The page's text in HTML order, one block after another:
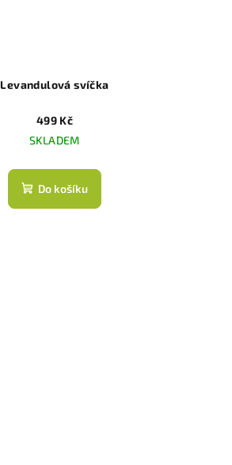
Levandulová svíčka
499 Kč
SKLADEM
Do košíku